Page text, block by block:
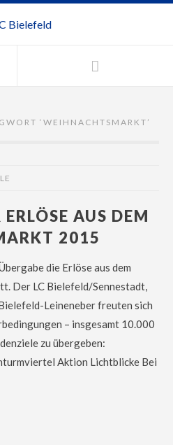
‘ WEIHNACHTSMARKT ’
AUS DEM
2015
die Erlöse aus dem
Der LC Bielefeld/Sennestadt,
Leineneber freuten sich
– insgesamt 10.000
zu übergeben:
Aktion Lichtblicke Bei